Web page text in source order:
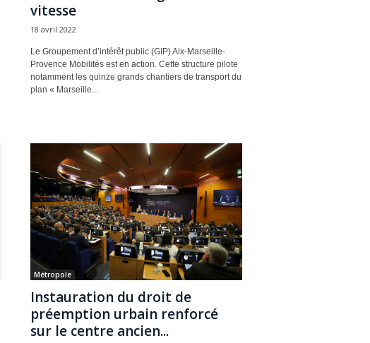
vitesse
18 avril 2022
Le Groupement d’intérêt public (GIP) Aix-Marseille-
Provence Mobilités est en action. Cette structure pilote
notamment les quinze grands chantiers de transport du
plan « Marseille...
Métropole
Instauration du droit de
préemption urbain renforcé
sur le centre ancien...